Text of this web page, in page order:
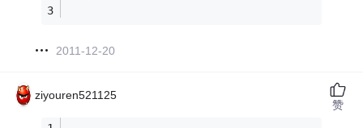
2011-12-20
ziyouren521125
赞